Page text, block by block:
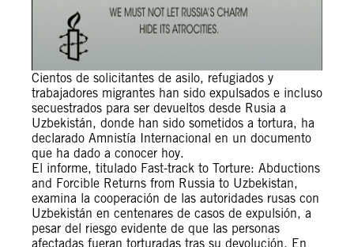
Cientos de solicitantes de asilo, refugiados y
trabajadores migrantes han sido expulsados e incluso
secuestrados para ser devueltos desde Rusia a
Uzbekistán, donde han sido sometidos a tortura, ha
declarado Amnistía Internacional en un documento
que ha dado a conocer hoy.
El informe, titulado Fast-track to Torture: Abductions
and Forcible Returns from Russia to Uzbekistan,
examina la cooperación de las autoridades rusas con
Uzbekistán en centenares de casos de expulsión, a
pesar del riesgo evidente de que las personas
afectadas fueran torturadas tras su devolución. En